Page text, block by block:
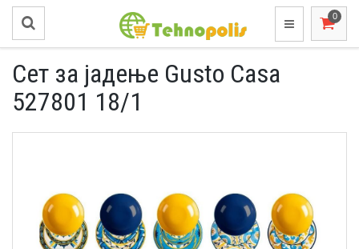
Сет за јадење Gusto Casa
527801 18/1